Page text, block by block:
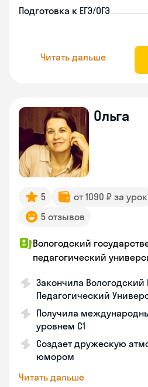
Подготовка к ЕГЭ/ОГЭ
Читать дальше
Ольга
5 от 1090 ₽ за урок
5 отзывов
Вологодский
педагогический
Закончила Вологодский
Педагогический
Получила
уровнем C1
Создает дружескую
юмором
Читать дальше